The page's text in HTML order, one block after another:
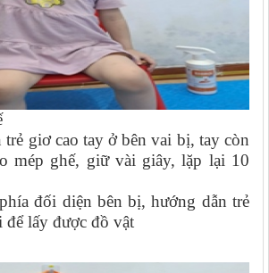
trẻ giơ cao tay ở bên vai bị, tay còn
mép ghế, giữ vài giây, lặp lại 10
đối diện bên bị, hướng dẫn trẻ
để lấy được đồ vật